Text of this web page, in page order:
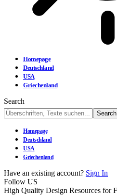
Homepage
Deutschland
USA
Griechenland
Search
Homepage
Deutschland
USA
Griechenland
Have an existing account? Sign In
Follow US
High Quality Design Resources for